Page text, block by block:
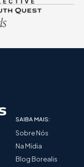
SAIBA MAIS:
Sobre Nós
Na Mídia
Blog Borealis